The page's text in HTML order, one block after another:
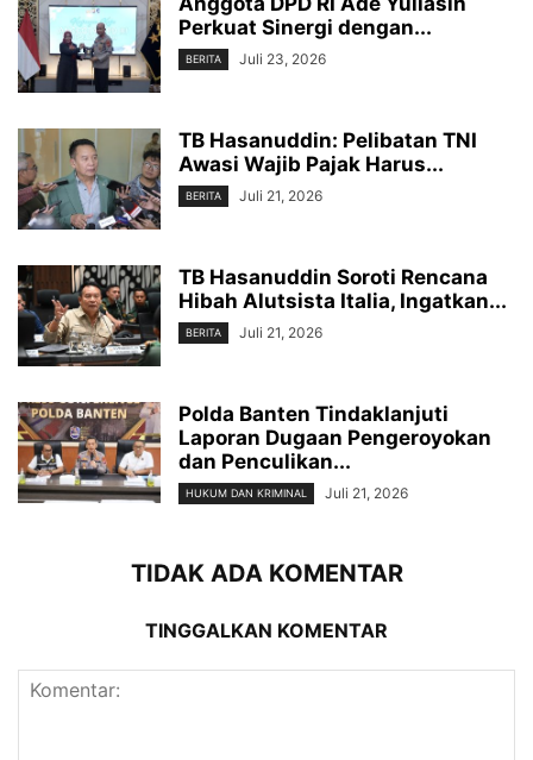
Perkuat Sinergi dengan...
BERITA Juli 23, 2026
TB Hasanuddin: Pelibatan TNI
Awasi Wajib Pajak Harus...
BERITA Juli 21, 2026
TB Hasanuddin Soroti Rencana
Hibah Alutsista Italia, Ingatkan...
BERITA Juli 21, 2026
Polda Banten Tindaklanjuti
Laporan Dugaan Pengeroyokan
dan Penculikan...
HUKUM DAN KRIMINAL Juli 21, 2026
TIDAK ADA KOMENTAR
TINGGALKAN KOMENTAR